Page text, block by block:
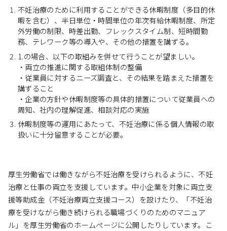
不妊治療のために利用することができる休暇制度（多目的休
暇を含む）、半日単位・時間単位の年次有給休暇制度、所定
外労働の制限、時差出勤、フレックスタイム制、短時間勤
務、テレワーク等の導入や、その他の措置を講ずる。
1.の場合、以下の取組みを併せて行うことが望ましい。
・両立の推進に関する取組体制の整備
・従業員に対するニーズ調査と、その結果を踏まえた措置を
講ずること
・企業の方針や休暇制度等の具体的措置について従業員への
周知、社内の理解促進、相談対応の実施
休暇制度等の運用にあたって、不妊治療に係る個人情報の取
扱いに十分留意することが必要。
厚生労働省では働きながら不妊治療を受けられるように、不妊
治療と仕事の両立を支援しています。中小企業を対象に両立支
援等助成金（不妊治療両立支援コース）を設けたり、「不妊治
療を受けながら働き続けられる職場づくりのためのマニュア
ル」を厚生労働省のホームぺージに公開したりしています。こ